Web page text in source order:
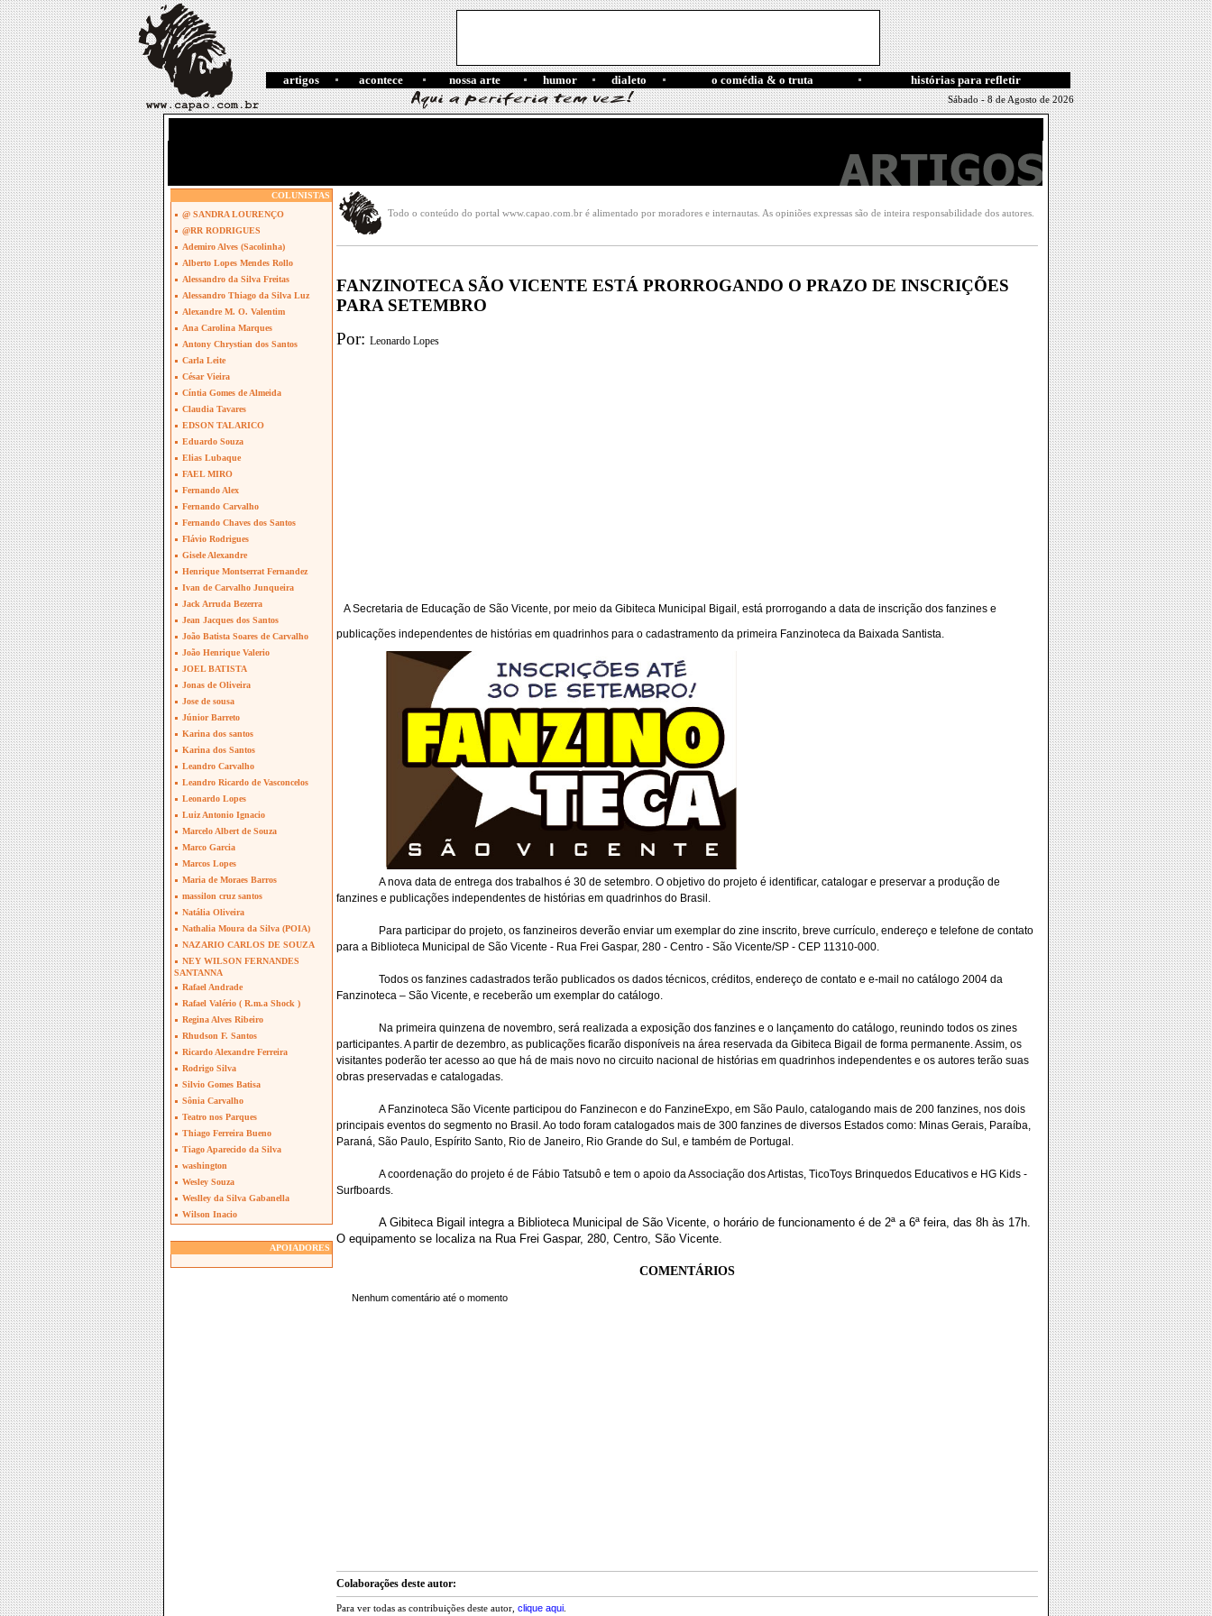
artigos acontece nossa arte humor dialeto o comédia & o truta histórias para refletir
Sábado - 8 de Agosto de 2026
COLUNISTAS
@ SANDRA LOURENÇO
@RR RODRIGUES
Ademiro Alves (Sacolinha)
Alberto Lopes Mendes Rollo
Alessandro da Silva Freitas
Alessandro Thiago da Silva Luz
Alexandre M. O. Valentim
Ana Carolina Marques
Antony Chrystian dos Santos
Carla Leite
César Vieira
Cíntia Gomes de Almeida
Claudia Tavares
EDSON TALARICO
Eduardo Souza
Elias Lubaque
FAEL MIRO
Fernando Alex
Fernando Carvalho
Fernando Chaves dos Santos
Flávio Rodrigues
Gisele Alexandre
Henrique Montserrat Fernandez
Ivan de Carvalho Junqueira
Jack Arruda Bezerra
Jean Jacques dos Santos
João Batista Soares de Carvalho
João Henrique Valerio
JOEL BATISTA
Jonas de Oliveira
Jose de sousa
Júnior Barreto
Karina dos santos
Karina dos Santos
Leandro Carvalho
Leandro Ricardo de Vasconcelos
Leonardo Lopes
Luiz Antonio Ignacio
Marcelo Albert de Souza
Marco Garcia
Marcos Lopes
Maria de Moraes Barros
massilon cruz santos
Natália Oliveira
Nathalia Moura da Silva (POIA)
NAZARIO CARLOS DE SOUZA
NEY WILSON FERNANDES
SANTANNA
Rafael Andrade
Rafael Valério ( R.m.a Shock )
Regina Alves Ribeiro
Rhudson F. Santos
Ricardo Alexandre Ferreira
Rodrigo Silva
Silvio Gomes Batisa
Sônia Carvalho
Teatro nos Parques
Thiago Ferreira Bueno
Tiago Aparecido da Silva
washington
Wesley Souza
Weslley da Silva Gabanella
Wilson Inacio
APOIADORES
Todo o conteúdo do portal www.capao.com.br é alimentado por moradores e internautas. As opiniões expressas são de inteira responsabilidade dos autores.
FANZINOTECA SÃO VICENTE ESTÁ PRORROGANDO O PRAZO DE INSCRIÇÕES
PARA SETEMBRO
Por: Leonardo Lopes
A Secretaria de Educação de São Vicente, por meio da Gibiteca Municipal Bigail, está prorrogando a data de inscrição dos fanzines e
publicações independentes de histórias em quadrinhos para o cadastramento da primeira Fanzinoteca da Baixada Santista.
A nova data de entrega dos trabalhos é 30 de setembro. O objetivo do projeto é identificar, catalogar e preservar a produção de
fanzines e publicações independentes de histórias em quadrinhos do Brasil.
Para participar do projeto, os fanzineiros deverão enviar um exemplar do zine inscrito, breve currículo, endereço e telefone de contato
para a Biblioteca Municipal de São Vicente - Rua Frei Gaspar, 280 - Centro - São Vicente/SP - CEP 11310-000.
Todos os fanzines cadastrados terão publicados os dados técnicos, créditos, endereço de contato e e-mail no catálogo 2004 da
Fanzinoteca – São Vicente, e receberão um exemplar do catálogo.
Na primeira quinzena de novembro, será realizada a exposição dos fanzines e o lançamento do catálogo, reunindo todos os zines
participantes. A partir de dezembro, as publicações ficarão disponíveis na área reservada da Gibiteca Bigail de forma permanente. Assim, os
visitantes poderão ter acesso ao que há de mais novo no circuito nacional de histórias em quadrinhos independentes e os autores terão suas
obras preservadas e catalogadas.
A Fanzinoteca São Vicente participou do Fanzinecon e do FanzineExpo, em São Paulo, catalogando mais de 200 fanzines, nos dois
principais eventos do segmento no Brasil. Ao todo foram catalogados mais de 300 fanzines de diversos Estados como: Minas Gerais, Paraíba,
Paraná, São Paulo, Espírito Santo, Rio de Janeiro, Rio Grande do Sul, e também de Portugal.
A coordenação do projeto é de Fábio Tatsubô e tem o apoio da Associação dos Artistas, TicoToys Brinquedos Educativos e HG Kids -
Surfboards.
A Gibiteca Bigail integra a Biblioteca Municipal de São Vicente, o horário de funcionamento é de 2ª a 6ª feira, das 8h às 17h.
O equipamento se localiza na Rua Frei Gaspar, 280, Centro, São Vicente.
COMENTÁRIOS
Colaborações deste autor:
Para ver todas as contribuições deste autor, clique aqui